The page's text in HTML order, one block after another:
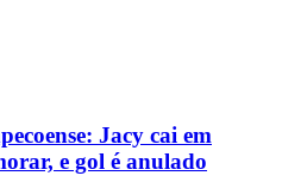
Jacy cai em
e gol é anulado